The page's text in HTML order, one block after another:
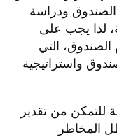
ودراسة
لذا يجب على
التي
واستراتيجية
للتمكن من تقدير
المخاطر